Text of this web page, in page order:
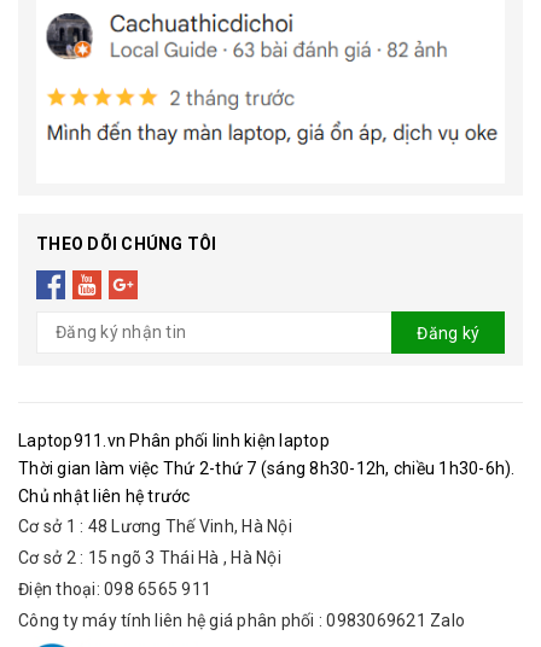
THEO DÕI CHÚNG TÔI
Đăng ký
Laptop911.vn Phân phối linh kiện laptop
Thời gian làm việc Thứ 2-thứ 7 (sáng 8h30-12h, chiều 1h30-6h).
Chủ nhật liên hệ trước
Cơ sở 1 : 48 Lương Thế Vinh, Hà Nội
Cơ sở 2 : 15 ngõ 3 Thái Hà , Hà Nội
Điện thoại: 098 6565 911
Công ty máy tính liên hệ giá phân phối : 0983069621 Zalo